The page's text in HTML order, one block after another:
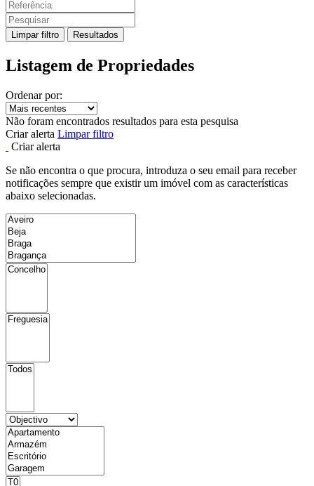
Limpar filtro Resultados
Listagem de Propriedades
Ordenar por:
Não foram encontrados resultados para esta pesquisa
Criar alerta Limpar filtro
Criar alerta
Se não encontra o que procura, introduza o seu email para receber
notificações sempre que existir um imóvel com as características
abaixo selecionadas.